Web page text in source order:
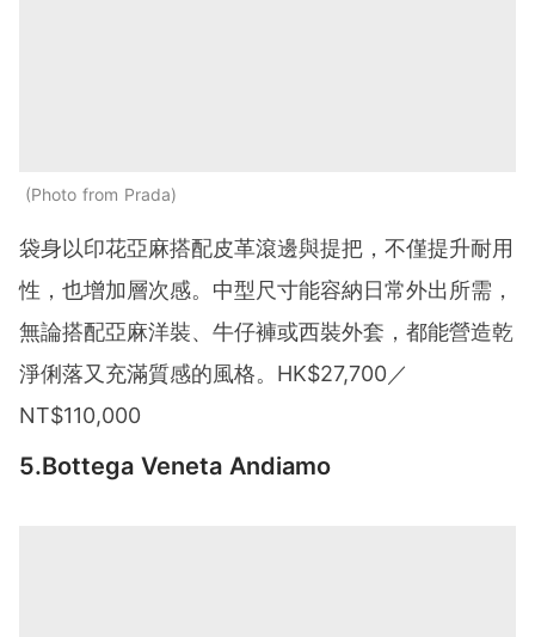
Photo from Prada
袋身以印花亞麻搭配皮革滾邊與提把，不僅提升耐用
性，也增加層次感。中型尺寸能容納日常外出所需，
無論搭配亞麻洋裝、牛仔褲或西裝外套，都能營造乾
淨俐落又充滿質感的風格。HK$27,700／
NT$110,000
5.Bottega Veneta Andiamo